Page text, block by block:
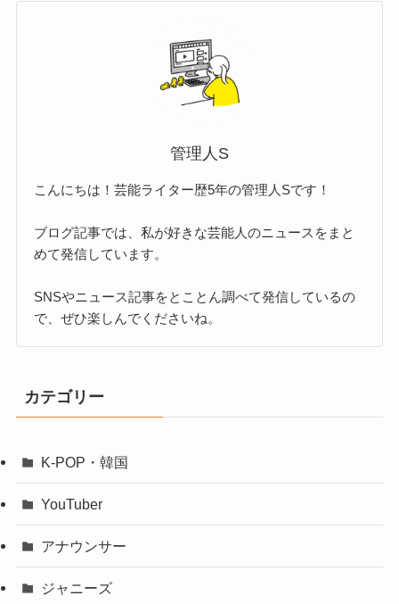
管理人S
こんにちは！芸能ライター歴5年の管理人Sです！
ブログ記事では、私が好きな芸能人のニュースをまと
めて発信しています。
SNSやニュース記事をとことん調べて発信しているの
で、ぜひ楽しんでくださいね。
カテゴリー
K-POP・韓国
YouTuber
アナウンサー
ジャニーズ